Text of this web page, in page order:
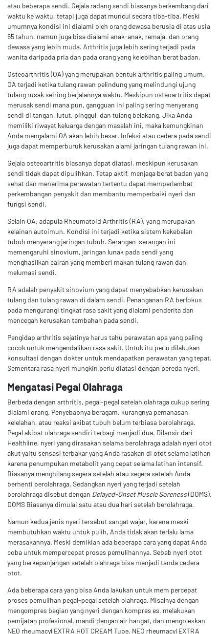
atau beberapa sendi. Gejala radang sendi biasanya berkembang dari
waktu ke waktu, tetapi juga dapat muncul secara tiba-tiba. Meski
umumnya kondisi ini dialami oleh orang dewasa berusia di atas usia
65 tahun, namun juga bisa dialami anak-anak, remaja, dan orang
dewasa yang lebih muda. Arthritis juga lebih sering terjadi pada
wanita daripada pria dan pada orang yang kelebihan berat badan.
Osteoarthritis (OA) yang merupakan bentuk arthritis paling umum.
OA terjadi ketika tulang rawan pelindung yang melindungi ujung
tulang rusak seiring berjalannya waktu. Meskipun osteoartritis dapat
merusak sendi mana pun, gangguan ini paling sering menyerang
sendi di tangan, lutut, pinggul, dan tulang belakang. Jika Anda
memiliki riwayat keluarga dengan masalah ini, maka kemungkinan
Anda mengalami OA akan lebih besar. Infeksi atau cedera pada sendi
juga dapat memperburuk kerusakan alami jaringan tulang rawan ini.
Gejala osteoartritis biasanya dapat diatasi, meskipun kerusakan
sendi tidak dapat dipulihkan. Tetap aktif, menjaga berat badan yang
sehat dan menerima perawatan tertentu dapat memperlambat
perkembangan penyakit dan membantu memperbaiki nyeri dan
fungsi sendi.
Selain OA, adapula Rheumatoid Arthritis (RA), yang merupakan
kelainan autoimun. Kondisi ini terjadi ketika sistem kekebalan
tubuh menyerang jaringan tubuh. Serangan-serangan ini
memengaruhi sinovium, jaringan lunak pada sendi yang
menghasilkan cairan yang memberi makan tulang rawan dan
melumasi sendi.
RA adalah penyakit sinovium yang dapat menyebabkan kerusakan
tulang dan tulang rawan di dalam sendi. Penanganan RA berfokus
pada mengurangi tingkat rasa sakit yang dialami penderita dan
mencegah kerusakan tambahan pada sendi.
Pengidap arthritis sejatinya harus tahu perawatan apa yang paling
cocok untuk mengendalikan rasa sakit. Untuk itu perlu dilakukan
konsultasi dengan dokter untuk mendapatkan perawatan yang tepat.
Sementara rasa nyeri mungkin perlu diatasi dengan pereda nyeri.
Mengatasi Pegal Olahraga
Berbeda dengan arthritis, pegal-pegal setelah olahraga cukup sering
dialami orang. Penyebabnya beragam, kurangnya pemanasan,
kelelahan, atau reaksi akibat tubuh belum terbiasa berolahraga.
Pegal akibat olahraga sendiri terbagi menjadi dua. Dilansir dari
Healthline, nyeri yang dirasakan selama berolahraga adalah nyeri otot
akut yaitu sensasi terbakar yang Anda rasakan di otot selama latihan
karena penumpukan metabolit yang cepat selama latihan intensif.
Biasanya menghilang segera setelah atau segera setelah Anda
berhenti berolahraga. Sedangkan nyeri yang terjadi setelah
berolahraga disebut dengan Delayed-Onset Muscle Soreness(DOMS).
DOMS Biasanya dimulai satu atau dua hari setelah berolahraga.
Namun kedua jenis nyeri tersebut sangat wajar, karena meski
membutuhkan waktu untuk pulih, Anda tidak akan terlalu lama
merasakannya. Meski demikian ada beberapa cara yang dapat Anda
coba untuk mempercepat proses pemulihannya. Sebab nyeri otot
yang berkepanjangan setelah olahraga bisa menjadi tanda cedera
otot.
Ada beberapa cara yang bisa Anda lakukan untuk mem percepat
proses pemulihan pegal-pegal setelah olahraga. Misalnya dengan
mengompres bagian yang nyeri dengan kompres es, melakukan
pemijatan profesional, mandi dengan air hangat, dan mengoleskan
NEO rheumacyl EXTRA HOT CREAM Tube. NEO rheumacyl EXTRA